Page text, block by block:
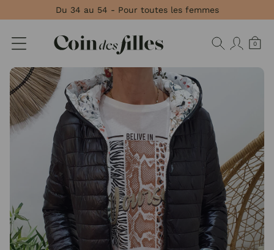
Du 34 au 54 - Pour toutes les femmes
0
Panneau de gestion des cookies